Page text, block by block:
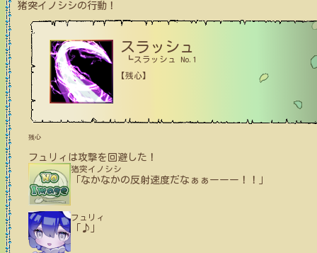
猪突イノシシの行動！
スラッシュ
┗スラッシュ No.1
【残心】
残心
フュリィ は攻撃を回避した！
猪突イノシシ
「なかなかの反射速度だなぁぁーーー！！」
フュリィ
「♪」